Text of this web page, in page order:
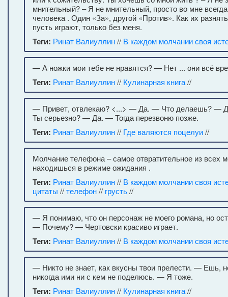
мнительный? – Я не мнительный, просто во мне
человека . Один «За», другой «Против». Как их
пусть играют, только без меня.
Теги: Ринат Валиуллин// В каждом молчании своя
— А ножки мои тебе не нравятся? — Нет ... они всё
Теги: Ринат Валиуллин// Кулинарная книга//
— Привет, отвлекаю? <...> — Да. — Что делаешь? —
Ты серьезно? — Да. — Тогда перезвоню позже.
Теги: Ринат Валиуллин// Где валяются поцелуи//
Молчание телефона – самое отвратительное из всех
находишься в режиме ожидания .
Теги: Ринат Валиуллин// В каждом молчании своя
цитаты //телефон// грусть//
— Я понимаю, что он персонаж не моего романа, но
— Почему? — Чертовски красиво играет.
Теги: Ринат Валиуллин// В каждом молчании своя
— Никто не знает, как вкусны твои прелести. — Ешь,
никогда ими ни с кем не поделюсь. — Я тоже.
Теги: Ринат Валиуллин// Кулинарная книга//